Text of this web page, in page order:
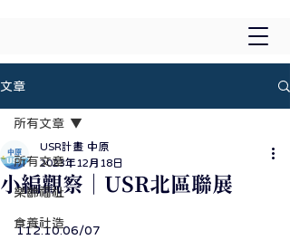
文章
所有文章
樂齡福祉
食養社造
所有文章
小編觀察｜USR北區聯展
USR計畫 中原
2023年12月18日
112.10.06/07